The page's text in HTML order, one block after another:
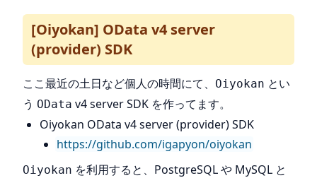
[Oiyokan] OData v4 server
(provider) SDK
ここ最近の土日など個人の時間にて、 Oiyokan とい
う OData v4 server SDK を作ってます。
Oiyokan OData v4 server (provider) SDK
https://github.com/igapyon/oiyokan
Oiyokan を利用すると、PostgreSQL や MySQL と